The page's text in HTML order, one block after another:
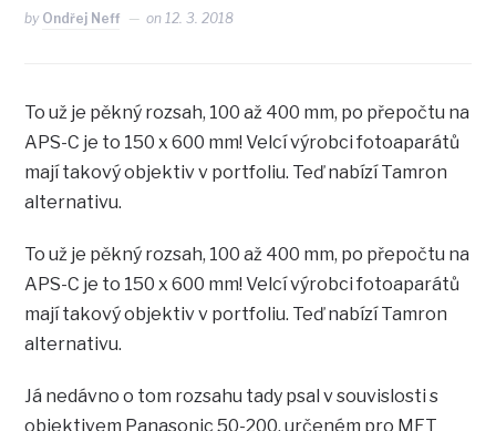
by Ondřej Neff on12. 3. 2018
To už je pěkný rozsah, 100 až 400 mm, po přepočtu na
APS-C je to 150 x 600 mm! Velcí výrobci fotoaparátů
mají takový objektiv v portfoliu. Teď nabízí Tamron
alternativu.
To už je pěkný rozsah, 100 až 400 mm, po přepočtu na
APS-C je to 150 x 600 mm! Velcí výrobci fotoaparátů
mají takový objektiv v portfoliu. Teď nabízí Tamron
alternativu.
Já nedávno o tom rozsahu tady psal v souvislosti s
objektivem Panasonic 50-200, určeném pro MFT